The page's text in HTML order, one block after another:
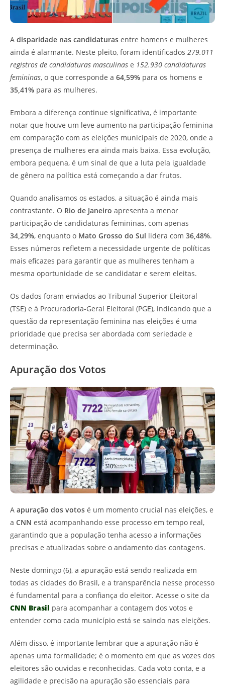
A disparidade nas candidaturas entre homens e mulheres
ainda é alarmante. Neste pleito, foram identificados 279.011
registros de candidaturas masculinas e 152.930 candidaturas
femininas, o que corresponde a 64,59% para os homens e
35,41% para as mulheres.
Embora a diferença continue significativa, é importante
notar que houve um leve aumento na participação feminina
em comparação com as eleições municipais de 2020, onde a
presença de mulheres era ainda mais baixa. Essa evolução,
embora pequena, é um sinal de que a luta pela igualdade
de gênero na política está começando a dar frutos.
Quando analisamos os estados, a situação é ainda mais
contrastante. O Rio de Janeiro apresenta a menor
participação de candidaturas femininas, com apenas
34,29%, enquanto o Mato Grosso do Sul lidera com 36,48%.
Esses números refletem a necessidade urgente de políticas
mais eficazes para garantir que as mulheres tenham a
mesma oportunidade de se candidatar e serem eleitas.
Os dados foram enviados ao Tribunal Superior Eleitoral
(TSE) e à Procuradoria-Geral Eleitoral (PGE), indicando que a
questão da representação feminina nas eleições é uma
prioridade que precisa ser abordada com seriedade e
determinação.
Apuração dos Votos
A apuração dos votos é um momento crucial nas eleições, e
a CNN está acompanhando esse processo em tempo real,
garantindo que a população tenha acesso a informações
precisas e atualizadas sobre o andamento das contagens.
Neste domingo (6), a apuração está sendo realizada em
todas as cidades do Brasil, e a transparência nesse processo
é fundamental para a confiança do eleitor. Acesse o site da
CNN Brasil para acompanhar a contagem dos votos e
entender como cada município está se saindo nas eleições.
Além disso, é importante lembrar que a apuração não é
apenas uma formalidade; é o momento em que as vozes dos
eleitores são ouvidas e reconhecidas. Cada voto conta, e a
agilidade e precisão na apuração são essenciais para